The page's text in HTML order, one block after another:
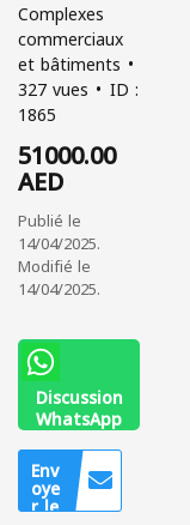
Complexes
commerciaux
et bâtiments
327 vues ID :
1865
51000.00
AED
Publié le
14/04/2025.
Modifié le
14/04/2025.
Discussion
WhatsApp
0544726582
Env
oye
r le